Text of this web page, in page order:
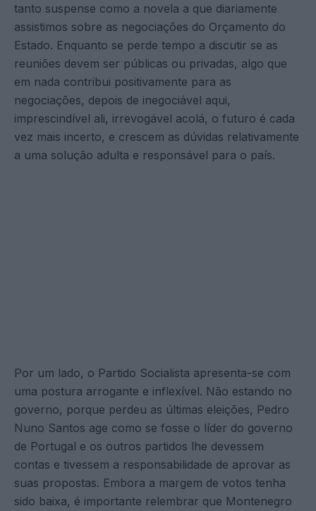
tanto suspense como a novela a que diariamente
assistimos sobre as negociações do Orçamento do
Estado. Enquanto se perde tempo a discutir se as
reuniões devem ser públicas ou privadas, algo que
em nada contribui positivamente para as
negociações, depois de inegociável aqui,
imprescindível ali, irrevogável acolá, o futuro é cada
vez mais incerto, e crescem as dúvidas relativamente
a uma solução adulta e responsável para o país.
Por um lado, o Partido Socialista apresenta-se com
uma postura arrogante e inflexível. Não estando no
governo, porque perdeu as últimas eleições, Pedro
Nuno Santos age como se fosse o líder do governo
de Portugal e os outros partidos lhe devessem
contas e tivessem a responsabilidade de aprovar as
suas propostas. Embora a margem de votos tenha
sido baixa, é importante relembrar que Montenegro